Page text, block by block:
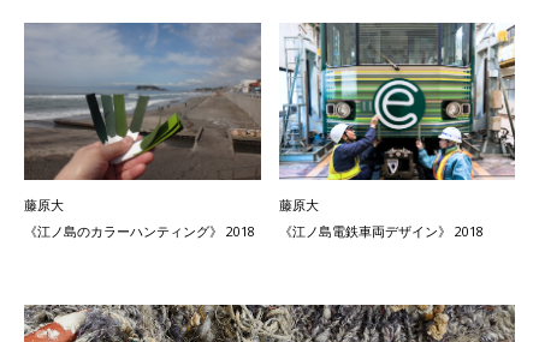
藤原大
《江ノ島のカラーハンティング》 2018
藤原大
《江ノ島電鉄車両デザイン》 2018